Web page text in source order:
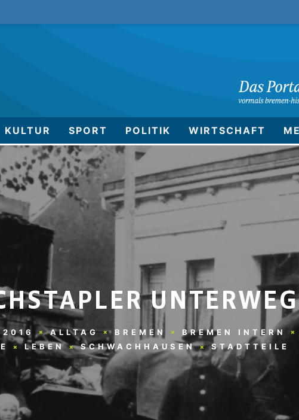
KULTUR SPORT POLITIK WIRTSCHAFT
ALLTAG BREMEN BREMEN INTERN
LEBEN SCHWACHHAUSEN STADTTEILE